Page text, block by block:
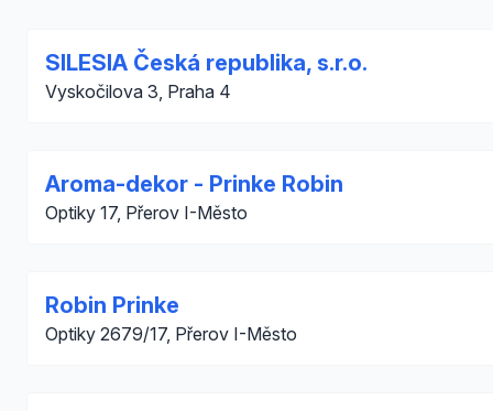
SILESIA Česká republika, s.r.o.
Vyskočilova 3, Praha 4
Aroma-dekor - Prinke Robin
Optiky 17, Přerov I-Město
Robin Prinke
Optiky 2679/17, Přerov I-Město